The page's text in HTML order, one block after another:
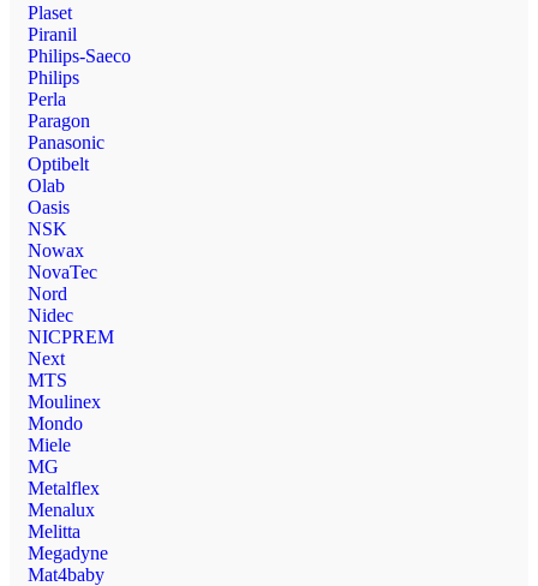
Plaset
Piranil
Philips-Saeco
Philips
Perla
Paragon
Panasonic
Optibelt
Olab
Oasis
NSK
Nowax
NovaTec
Nord
Nidec
NICPREM
Next
MTS
Moulinex
Mondo
Miele
MG
Metalflex
Menalux
Melitta
Megadyne
Mat4baby